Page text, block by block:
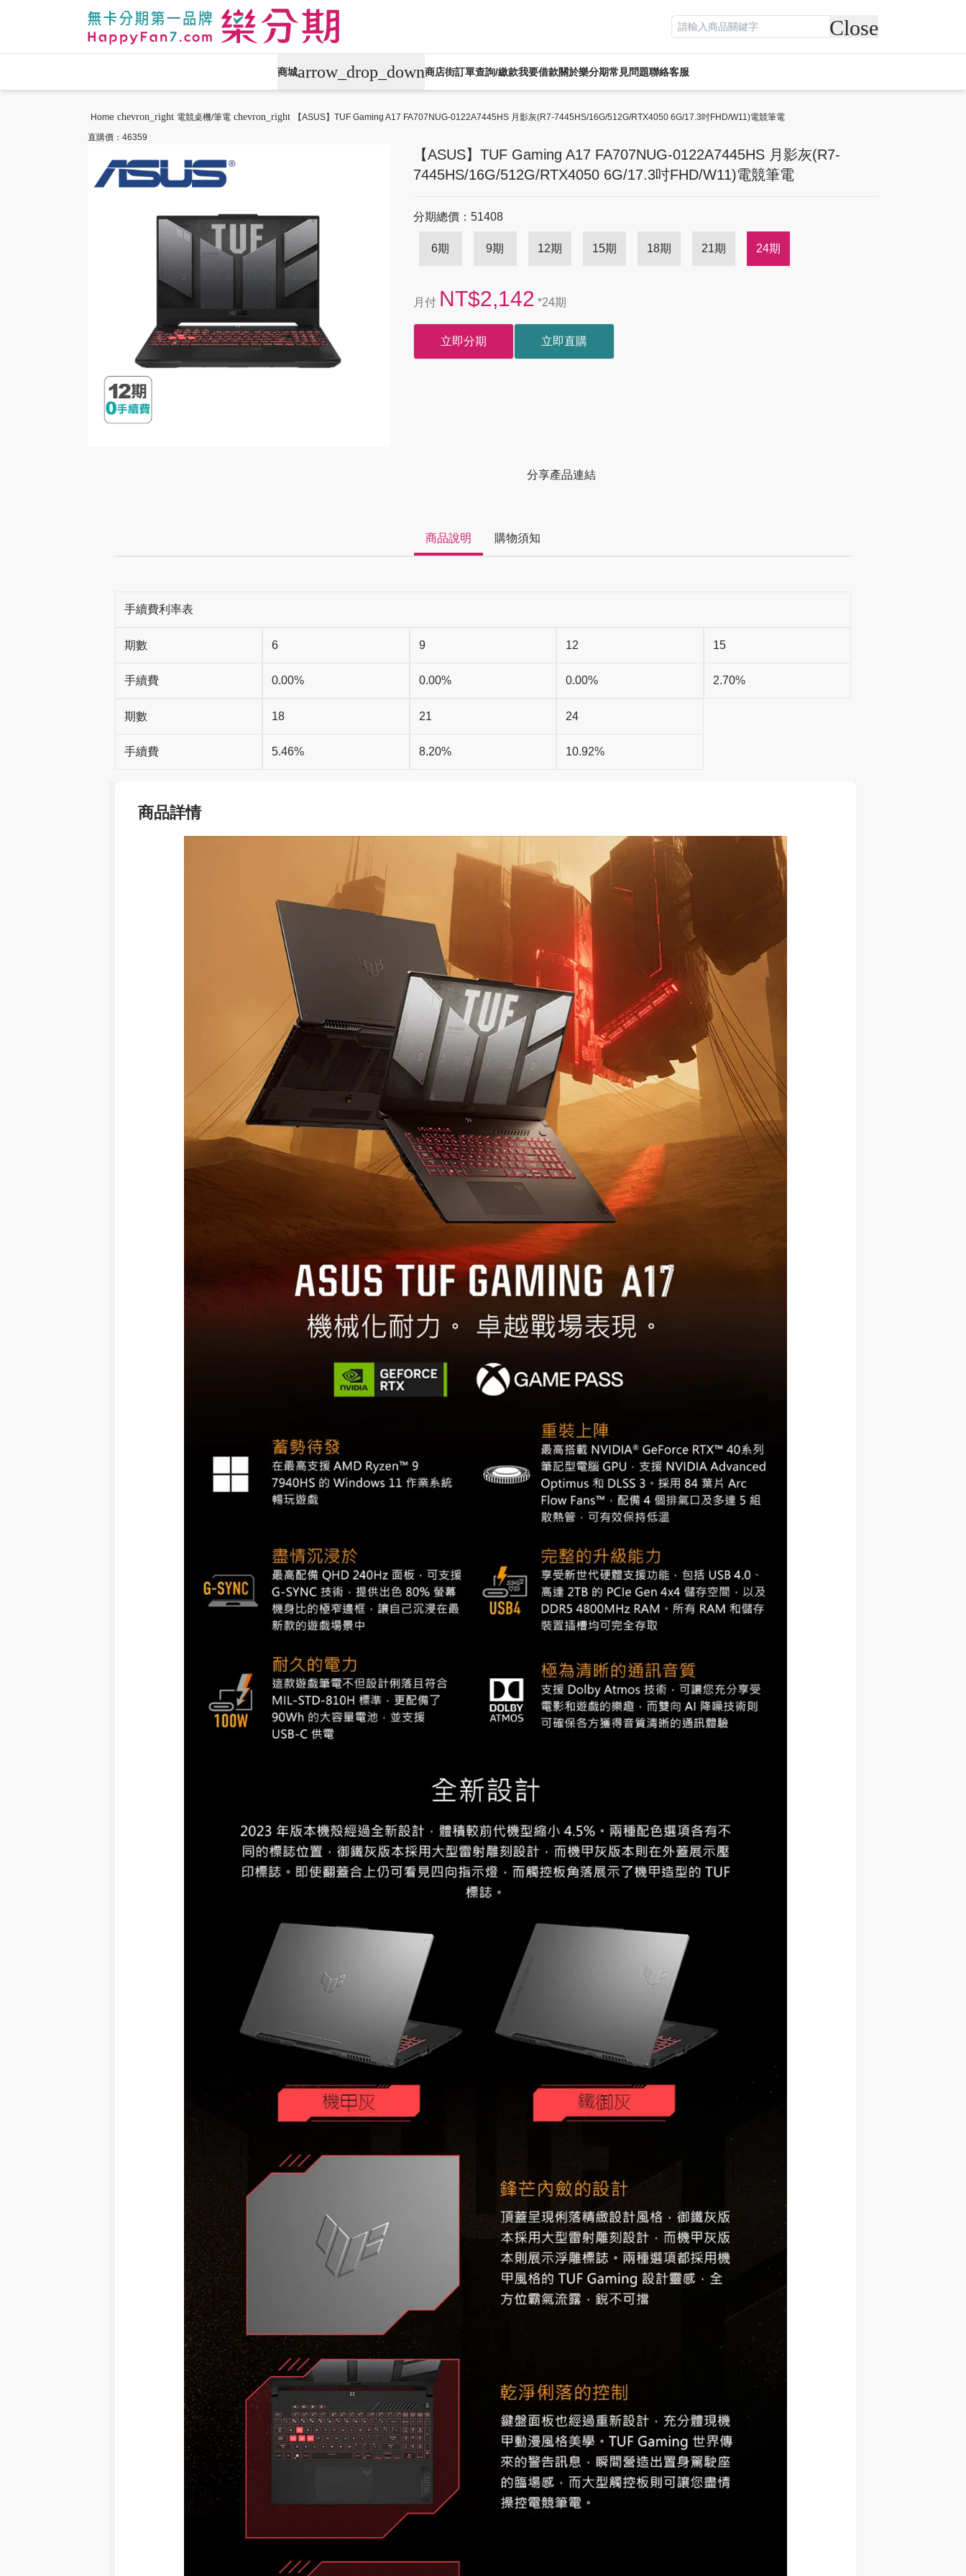
Close
商城arrow_drop_down
攝影專區
機車專區 大型家電 禮券專區
商店街訂單查詢/繳款我要借款關於樂分期常見問題聯絡客服
Home chevron_right 電競桌機/筆電 chevron_right
【ASUS】TUF Gaming A17 FA707NUG-0122A7445HS 月影灰(R7-7445HS/16G/512G/RTX4050 6G/17.3吋FHD/W11)電競筆電
直購價：46359
【ASUS】TUF Gaming A17 FA707NUG-0122A7445HS 月影灰(R7-
7445HS/16G/512G/RTX4050 6G/17.3吋FHD/W11)電競筆電
分期總價：51408
6期 9期 12期 15期 18期 21期 24期
月付 NT$2,142 *24期
立即分期 立即直購
分享產品連結
商品說明 購物須知
手續費利率表
期數
手續費
6
0.00%
9
0.00%
12
0.00%
15
2.70%
期數
手續費
18
5.46%
21
8.20%
24
10.92%
商品詳情